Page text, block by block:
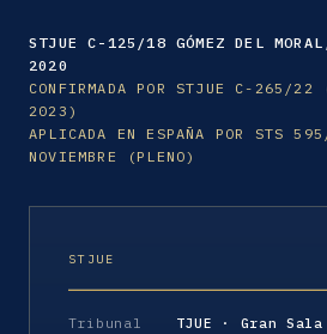
STJUE C-125/18 GÓMEZ DEL
2020
CONFIRMADA POR STJUE C-265/
2023)
APLICADA EN ESPAÑA POR STS
NOVIEMBRE (PLENO)
STJUE
Tribunal
TJUE · Gran Sala